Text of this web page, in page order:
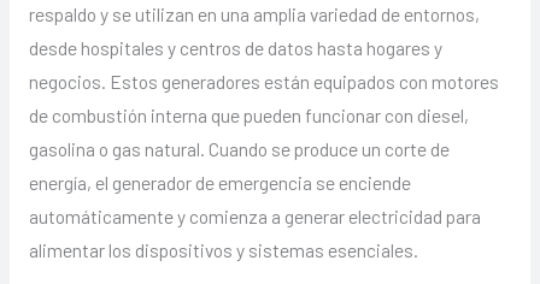
respaldo y se utilizan en una amplia variedad de entornos,
desde hospitales y centros de datos hasta hogares y
negocios. Estos generadores están equipados con motores
de combustión interna que pueden funcionar con diesel,
gasolina o gas natural. Cuando se produce un corte de
energía, el generador de emergencia se enciende
automáticamente y comienza a generar electricidad para
alimentar los dispositivos y sistemas esenciales.